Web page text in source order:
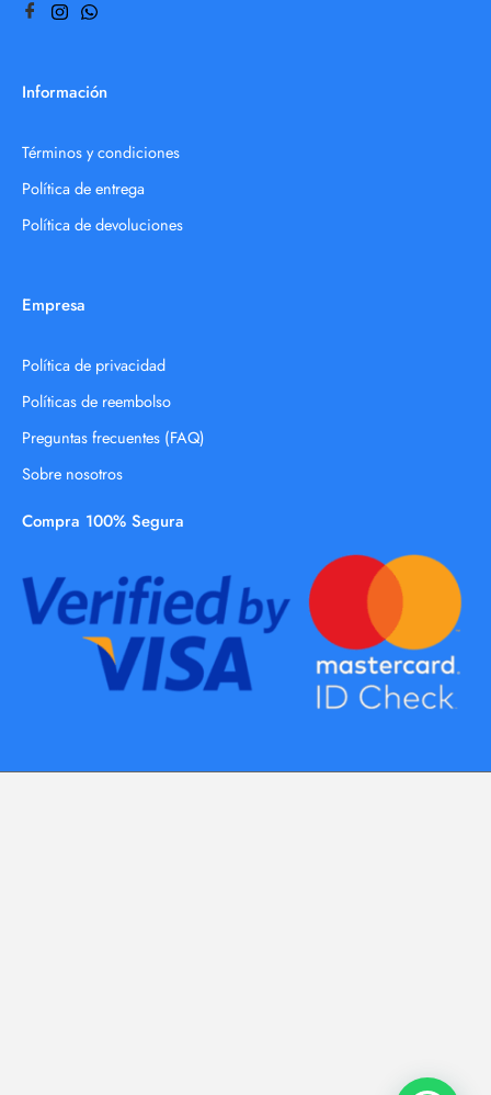
Información
Términos y condiciones
Política de entrega
Política de devoluciones
Empresa
Política de privacidad
Políticas de reembolso
Preguntas frecuentes (FAQ)
Sobre nosotros
Compra 100% Segura